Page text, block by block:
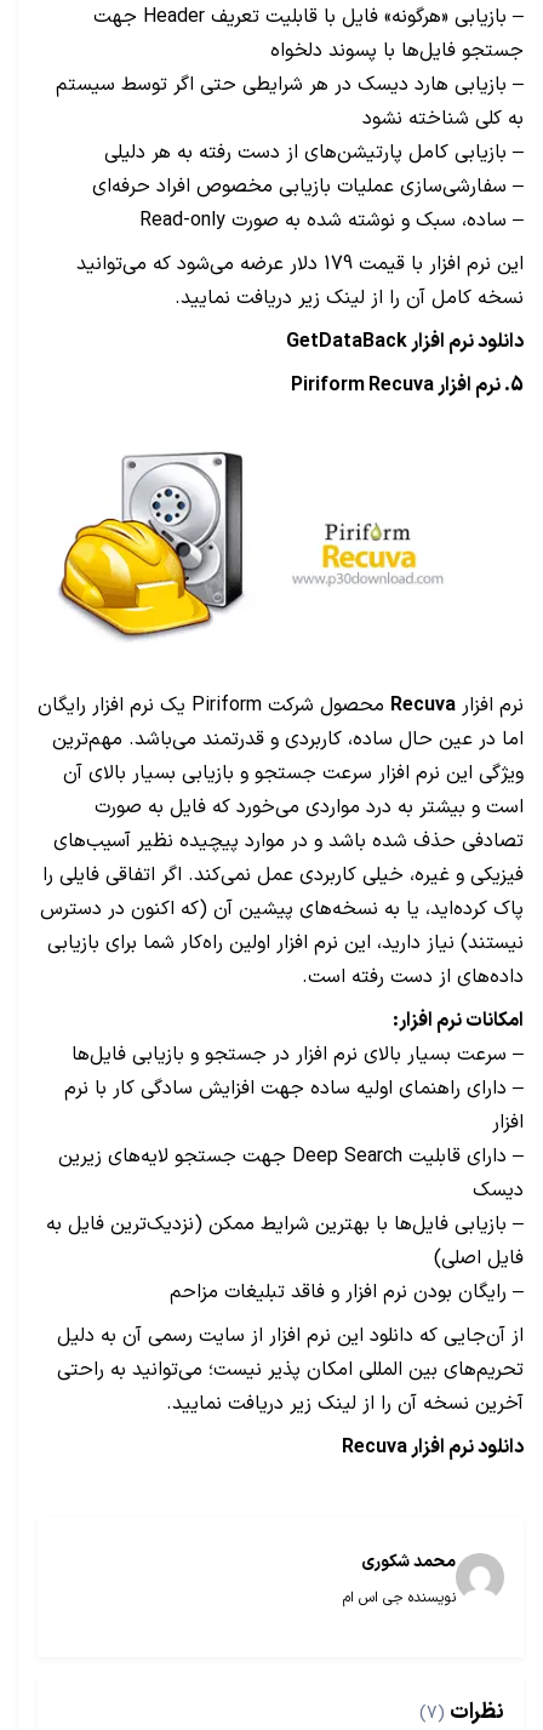
– بازیابی «هرگونه» فایل با قابلیت تعریف Header جهت
جستجو فایل‌ها با پسوند دلخواه
– بازیابی هارد دیسک در هر شرایطی حتی اگر توسط سیستم
به کلی شناخته نشود
– بازیابی کامل پارتیشن‌های از دست رفته به هر دلیلی
– سفارشی‌سازی عملیات بازیابی مخصوص افراد حرفه‌ای
– ساده، سبک و نوشته شده به صورت Read-only
این نرم افزار با قیمت 179 دلار عرضه می‌شود که می‌توانید
نسخه کامل آن را از لینک زیر دریافت نمایید.
دانلود نرم افزار GetDataBack
5. نرم افزار
نرم افزار Recuva
محصول شرکت Piriform یک نرم افزار رایگان
اما در عین حال ساده، کاربردی و قدرتمند می‌باشد. مهم‌ترین
ویژگی این نرم افزار سرعت جستجو و بازیابی بسیار بالای آن
است و بیشتر به درد مواردی می‌خورد که فایل به صورت
تصادفی حذف شده باشد و در موارد پیچیده نظیر آسیب‌های
فیزیکی و غیره، خیلی کاربردی عمل نمی‌کند. اگر اتفاقی فایلی را
پاک کرده‌اید، یا به نسخه‌های پیشین آن (که اکنون در دسترس
نیستند) نیاز دارید، این نرم افزار اولین راه‌کار شما برای بازیابی
داده‌های از دست رفته است.
امکانات نرم افزار:
– سرعت بسیار بالای نرم افزار در جستجو و بازیابی فایل‌ها
– دارای راهنمای اولیه ساده جهت افزایش سادگی کار با نرم
افزار
– دارای قابلیت Deep Search جهت جستجو لایه‌های زیرین
دیسک
– بازیابی فایل‌ها با بهترین شرایط ممکن (نزدیک‌ترین فایل به
فایل اصلی)
– رایگان بودن نرم افزار و فاقد تبلیغات مزاحم
از آن‌جایی که دانلود این نرم افزار از سایت رسمی آن به دلیل
تحریم‌های بین المللی امکان پذیر نیست؛ می‌توانید به راحتی
آخرین نسخه آن را از لینک زیر دریافت نمایید.
دانلود نرم افزار Recuva
محمد شکوری
نویسنده جی اس ام
نظرات (7)